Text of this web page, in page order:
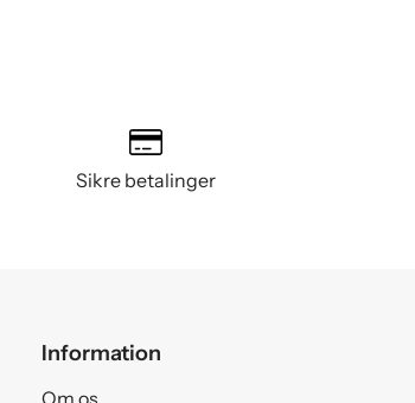
Sikre betalinger
Information
Om os